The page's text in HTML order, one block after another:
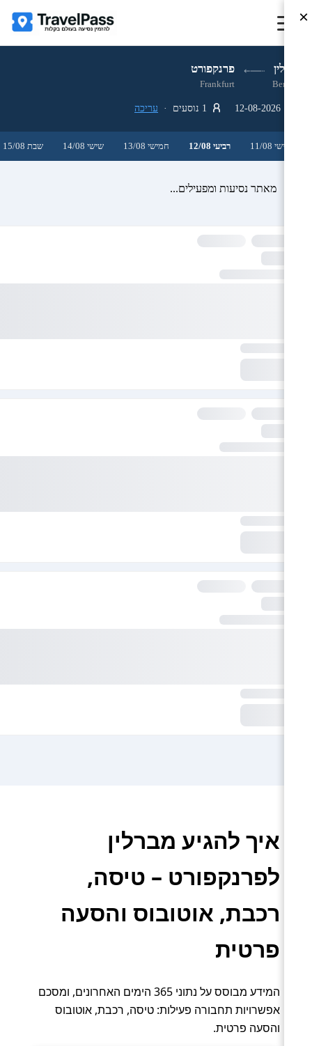
ברלין פרנקפורט
Berlin
Frankfurt
עריכה
שלישי 11/08 רביעי 12/08 חמישי 13/08 שישי 14/08 שבת 15/08
מאתר נסיעות ומפעילים...
איך להגיע מברלין
לפרנקפורט – טיסה,
רכבת, אוטובוס והסעה
פרטית
המידע מבוסס על נתוני 365 הימים האחרונים, ומסכם
אפשרויות תחבורה פעילות: טיסה, רכבת, אוטובוס
והסעה פרטית.
×